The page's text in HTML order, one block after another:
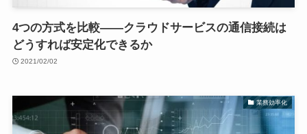
4つの方式を比較――クラウドサービスの通信接続は
どうすれば安定化できるか
2021/02/02
業務効率化